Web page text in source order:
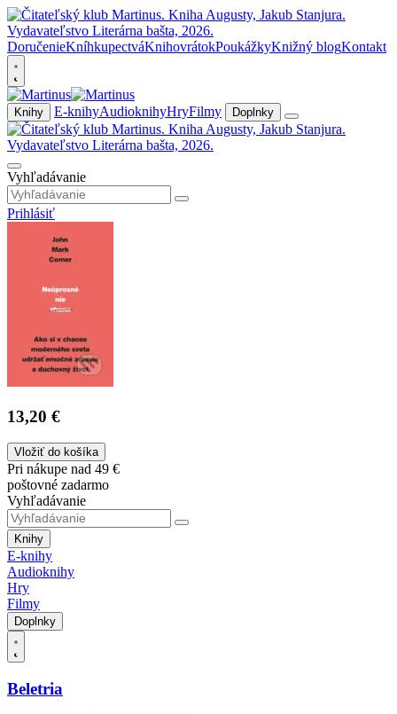
DoručenieKníhkupectváKnihovrátokPoukážkyKnižný blogKontakt
Knihy E-knihyAudioknihyHryFilmy Doplnky
Vyhľadávanie
Prihlásiť
13,20 €
Vložiť do košíka
Pri nákupe nad 49 €
poštovné zadarmo
Vyhľadávanie
Knihy
E-knihy
Audioknihy
Hry
Filmy
Doplnky
Beletria